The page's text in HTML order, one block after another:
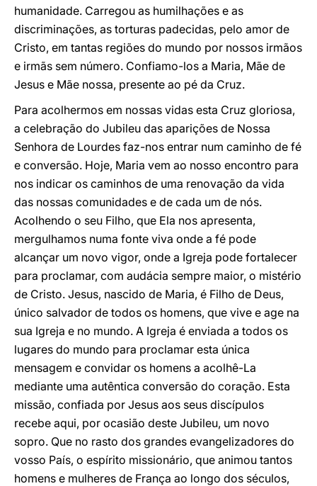
humanidade. Carregou as humilhações e as
discriminações, as torturas padecidas, pelo amor de
Cristo, em tantas regiões do mundo por nossos irmãos
e irmãs sem número. Confiamo-los a Maria, Mãe de
Jesus e Mãe nossa, presente ao pé da Cruz.
Para acolhermos em nossas vidas esta Cruz gloriosa,
a celebração do Jubileu das aparições de Nossa
Senhora de Lourdes faz-nos entrar num caminho de fé
e conversão. Hoje, Maria vem ao nosso encontro para
nos indicar os caminhos de uma renovação da vida
das nossas comunidades e de cada um de nós.
Acolhendo o seu Filho, que Ela nos apresenta,
mergulhamos numa fonte viva onde a fé pode
alcançar um novo vigor, onde a Igreja pode fortalecer
para proclamar, com audácia sempre maior, o mistério
de Cristo. Jesus, nascido de Maria, é Filho de Deus,
único salvador de todos os homens, que vive e age na
sua Igreja e no mundo. A Igreja é enviada a todos os
lugares do mundo para proclamar esta única
mensagem e convidar os homens a acolhê-La
mediante uma autêntica conversão do coração. Esta
missão, confiada por Jesus aos seus discípulos
recebe aqui, por ocasião deste Jubileu, um novo
sopro. Que no rasto dos grandes evangelizadores do
vosso País, o espírito missionário, que animou tantos
homens e mulheres de França ao longo dos séculos,